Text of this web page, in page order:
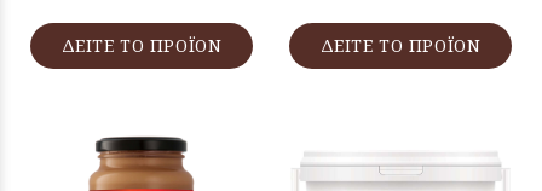
ΔΕΙΤΕ ΤΟ ΠΡΟΪΟΝ ΔΕΙΤΕ ΤΟ ΠΡΟΪΟΝ